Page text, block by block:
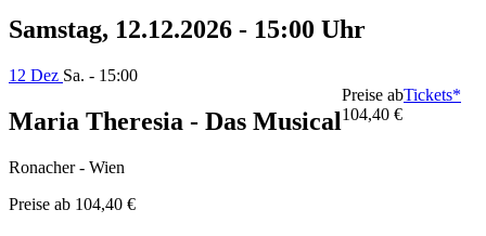
Samstag, 12.12.2026 - 15:00 Uhr
12 Dez Sa. - 15:00
Maria Theresia - Das Musical
Ronacher - Wien
Preise ab 104,40 €
Preise ab
104,40 €
Tickets*